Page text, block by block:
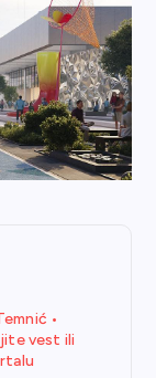
•
vest ili